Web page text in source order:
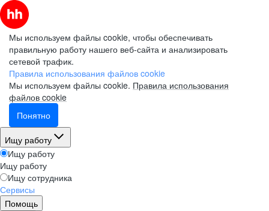
Мы используем файлы cookie, чтобы обеспечивать
правильную работу нашего веб-сайта и анализировать
сетевой трафик.
Правила использования файлов cookie
Мы используем файлы cookie. Правила использования
файлов cookie
Понятно
Ищу работу
Ищу работу
Ищу работу
Ищу сотрудника
Сервисы
Помощь